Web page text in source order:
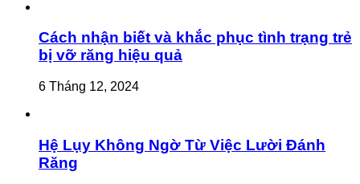
Cách nhận biết và khắc phục tình trạng trẻ
bị vỡ răng hiệu quả
6 Tháng 12, 2024
Hệ Lụy Không Ngờ Từ Việc Lười Đánh
Răng